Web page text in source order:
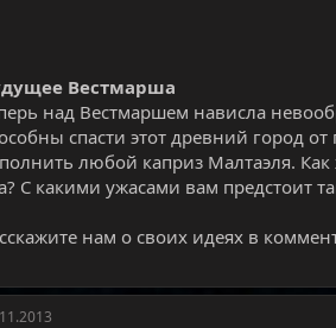
Вестмарша
над Вестмаршем нависла
спасти этот древний город
любой каприз Малтаэля.
С какими ужасами вам предстоит
нам о своих идеях в